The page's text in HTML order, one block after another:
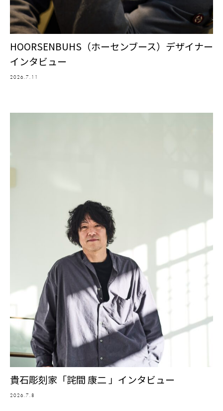
HOORSENBUHS（ホーセンブース）デザイナー
インタビュー
2026.7.11
貴石彫刻家「詫間 康二 」インタビュー
2026.7.8